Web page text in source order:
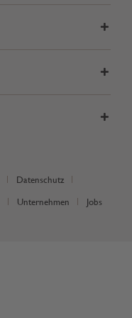
Datenschutz
Unternehmen Jobs